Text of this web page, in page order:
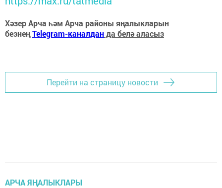
Хәзер Арча һәм Арча районы яңалыкларын
безнеңTelegram-каналданда белә аласыз
Перейти на страницу новости
АРЧА ЯҢАЛЫКЛАРЫ